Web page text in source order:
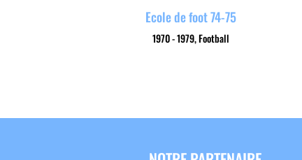
1970 - 1979,Football
Ecole de foot 74-75